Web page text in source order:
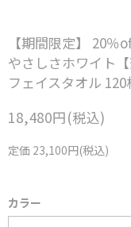
【期間限定】 20
やさしさホワイト【
フェイスタオル 120
18,480円(税込)
定価 23,100円(税込)
カラー